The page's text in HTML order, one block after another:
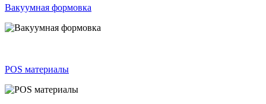
Вакуумная формовка
POS материалы